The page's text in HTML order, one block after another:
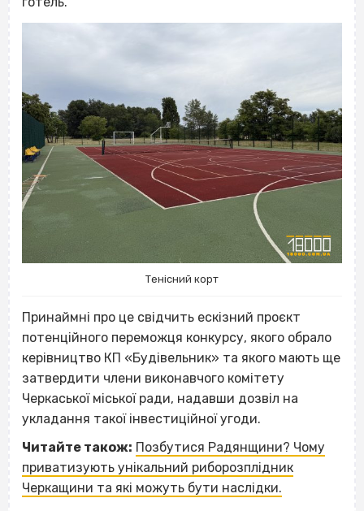
Тенісний корт
Принаймні про це свідчить ескізний проєкт
потенційного переможця конкурсу, якого обрало
керівництво КП «Будівельник» та якого мають ще
затвердити члени виконавчого комітету
Черкаської міської ради, надавши дозвіл на
укладання такої інвестиційної угоди.
Читайте також: Позбутися Радянщини? Чому
приватизують унікальний риборозплідник
Черкащини та які можуть бути наслідки.